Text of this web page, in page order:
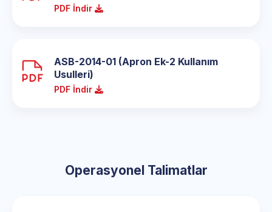
PDF İndir
ASB-2014-01 (Apron Ek-2 Kullanım
Usulleri)
PDF İndir
Operasyonel Talimatlar